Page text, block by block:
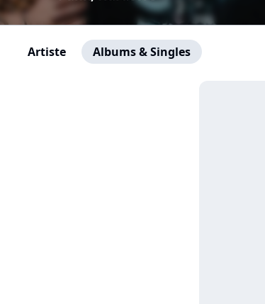
Artiste Albums & Singles